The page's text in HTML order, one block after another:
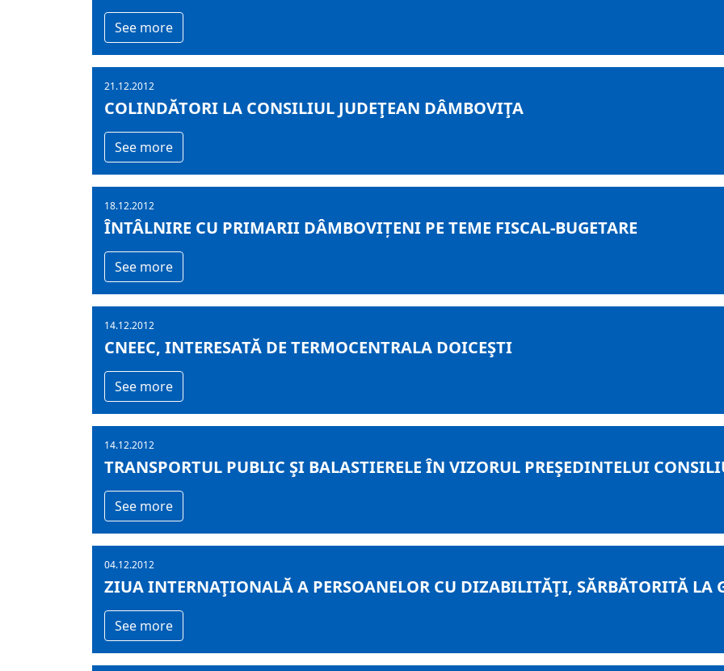
See more
21.12.2012
COLINDĂTORI LA CONSILIUL JUDEŢEAN DÂMBOVIŢA
See more
18.12.2012
ÎNTÂLNIRE CU PRIMARII DÂMBOVIȚENI PE TEME FISCAL-BUGETARE
See more
14.12.2012
CNEEC, INTERESATĂ DE TERMOCENTRALA DOICEŞTI
See more
14.12.2012
TRANSPORTUL PUBLIC ŞI BALASTIERELE ÎN VIZORUL PREŞEDINTELUI
See more
04.12.2012
ZIUA INTERNAŢIONALĂ A PERSOANELOR CU DIZABILITĂŢI, SĂRBĂTORITĂ LA
See more